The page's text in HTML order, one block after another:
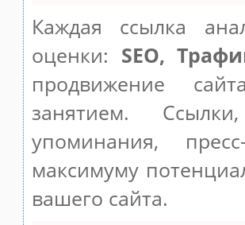
Каждая ссылка
оценки: SEO,
продвижение
занятием.
упоминания,
максимуму
вашего сайта.